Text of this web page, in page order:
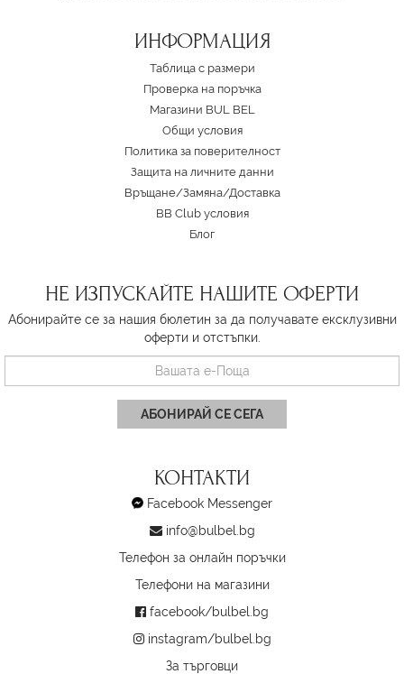
ИНФОРМАЦИЯ
Таблица с размери
Проверка на поръчка
Магазини BUL BEL
Oбщи условия
Политика за поверителност
Защита на личните данни
Връщане/Замяна/Доставка
BB Club условия
Блог
НЕ ИЗПУСКАЙТЕ НАШИТЕ ОФЕРТИ
Абонирайте се за нашия бюлетин за да получавате ексклузивни
оферти и отстъпки.
АБОНИРАЙ СЕ СЕГА
КОНТАКТИ
Facebook Messenger
info@bulbel.bg
Телефон за онлайн поръчки
Телефони на магазини
facebook/bulbel.bg
instagram/bulbel.bg
За търговци